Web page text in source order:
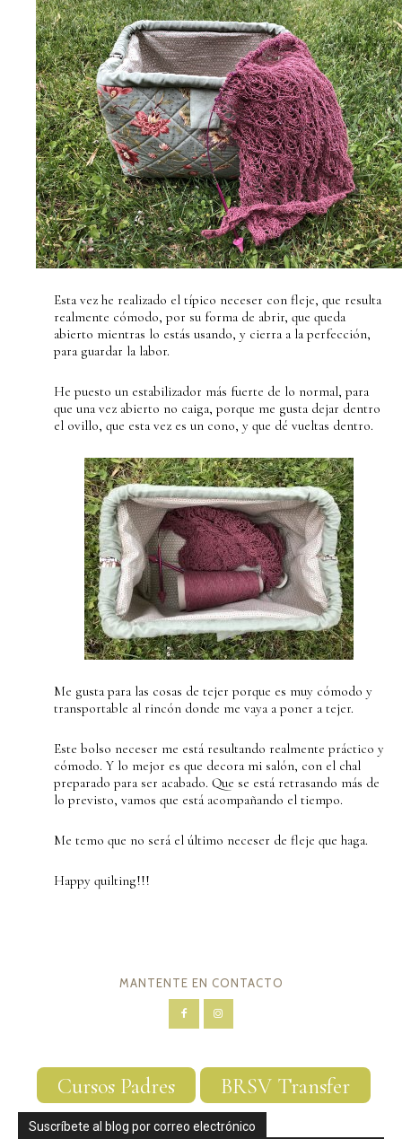
Esta vez he realizado el típico neceser con fleje, que resulta
realmente cómodo, por su forma de abrir, que queda
abierto mientras lo estás usando, y cierra a la perfección,
para guardar la labor.
He puesto un estabilizador más fuerte de lo normal, para
que una vez abierto no caiga, porque me gusta dejar dentro
el ovillo, que esta vez es un cono, y que dé vueltas dentro.
Me gusta para las cosas de tejer porque es muy cómodo y
transportable al rincón donde me vaya a poner a tejer.
Este bolso neceser me está resultando realmente práctico y
cómodo. Y lo mejor es que decora mi salón, con el chal
preparado para ser acabado. Que se está retrasando más de
lo previsto, vamos que está acompañando el tiempo.
Me temo que no será el último neceser de fleje que haga.
Happy quilting!!!
MANTENTE EN CONTACTO
Cursos Padres BRSV Transfer
Suscríbete al blog por correo electrónico